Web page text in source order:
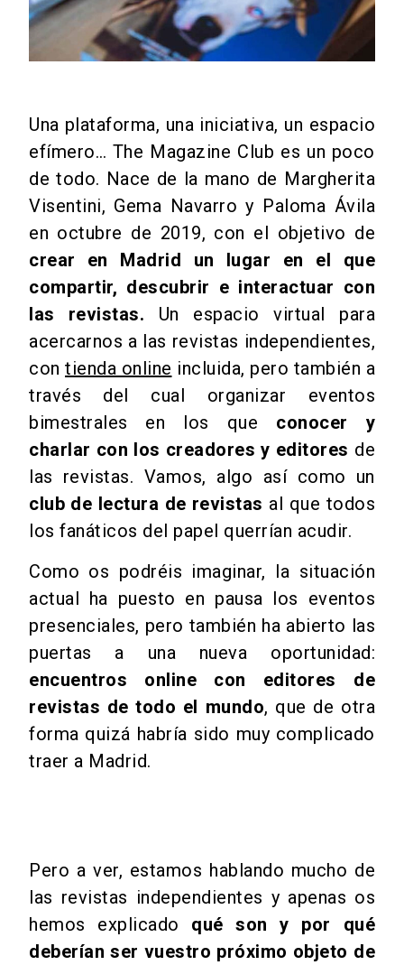
Una plataforma, una iniciativa, un espacio
efímero… The Magazine Club es un poco
de todo. Nace de la mano de Margherita
Visentini, Gema Navarro y Paloma Ávila
en octubre de 2019, con el objetivo de
crear en Madrid un lugar en el que
compartir, descubrir e interactuar con
las revistas. Un espacio virtual para
acercarnos a las revistas independientes,
con tienda online incluida, pero también a
través del cual organizar eventos
bimestrales en los que conocer y
charlar con los creadores y editores de
las revistas. Vamos, algo así como un
club de lectura de revistas al que todos
los fanáticos del papel querrían acudir.
Como os podréis imaginar, la situación
actual ha puesto en pausa los eventos
presenciales, pero también ha abierto las
puertas a una nueva oportunidad:
encuentros online con editores de
revistas de todo el mundo, que de otra
forma quizá habría sido muy complicado
traer a Madrid.
Pero a ver, estamos hablando mucho de
las revistas independientes y apenas os
hemos explicado qué son y por qué
deberían ser vuestro próximo objeto de